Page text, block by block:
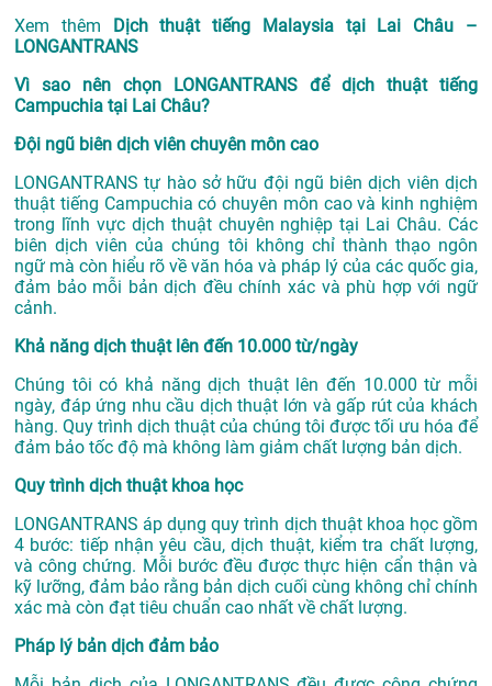
Xem thêm
Dịch thuật tiếng Malaysia tại Lai Châu –
LONGANTRANS
Vì sao nên chọn LONGANTRANS để dịch thuật tiếng
Campuchia tại Lai Châu?
Đội ngũ biên dịch viên chuyên môn cao
LONGANTRANS tự hào sở hữu đội ngũ biên dịch viên dịch
thuật tiếng Campuchia có chuyên môn cao và kinh nghiệm
trong lĩnh vực dịch thuật chuyên nghiệp tại Lai Châu. Các
biên dịch viên của chúng tôi không chỉ thành thạo ngôn
ngữ mà còn hiểu rõ về văn hóa và pháp lý của các quốc gia,
đảm bảo mỗi bản dịch đều chính xác và phù hợp với ngữ
cảnh.
Khả năng dịch thuật lên đến 10.000 từ/ngày
Chúng tôi có khả năng dịch thuật lên đến 10.000 từ mỗi
ngày, đáp ứng nhu cầu dịch thuật lớn và gấp rút của khách
hàng. Quy trình dịch thuật của chúng tôi được tối ưu hóa để
đảm bảo tốc độ mà không làm giảm chất lượng bản dịch.
Quy trình dịch thuật khoa học
LONGANTRANS áp dụng quy trình dịch thuật khoa học gồm
4 bước: tiếp nhận yêu cầu, dịch thuật, kiểm tra chất lượng,
và công chứng. Mỗi bước đều được thực hiện cẩn thận và
kỹ lưỡng, đảm bảo rằng bản dịch cuối cùng không chỉ chính
xác mà còn đạt tiêu chuẩn cao nhất về chất lượng.
Pháp lý bản dịch đảm bảo